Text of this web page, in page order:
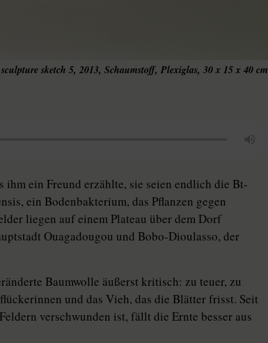
sketch 5, 2013, Schaumstoff, Plexiglas, 30 x 15 x 40 cm
ein Freund erzählte, sie ­seien endlich die Bt-
ein Bodenbakterium, das Pflanzen gegen
liegen auf einem Plateau über dem Dorf
Oua­ga­dou­gou und Bobo-Dioulasso, der
Baumwolle äußerst kritisch: zu teuer, zu
und das Vieh, das die Blätter frisst. Seit
verschwunden ist, fällt die Ernte besser aus